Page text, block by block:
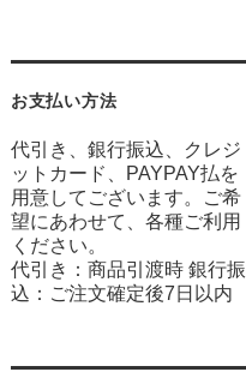
お支払い方法
代引き、銀行振込、クレジ
ットカード、PAYPAY払を
用意してございます。ご希
望にあわせて、各種ご利用
ください。
代引き：商品引渡時 銀行振
込：ご注文確定後7日以内